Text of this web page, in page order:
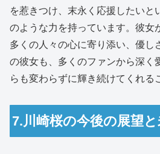
を惹きつけ、末永く応援したいと
のような力を持っています。彼女
多くの人々の心に寄り添い、優し
の彼女も、多くのファンから深く
らも変わらずに輝き続けてくれる
7.川崎桜の今後の展望